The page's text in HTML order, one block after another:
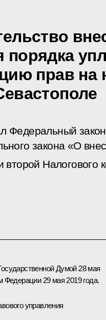
порядка
прав
Федеральный
закона «О
второй Налогового
Думой 28 мая
Федерации 29 мая 2019 года.
управления